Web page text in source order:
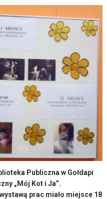
Publiczna w Gołdapi
„Mój Kot i Ja”.
prac miało miejsce 18